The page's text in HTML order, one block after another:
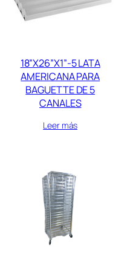
18”X26”X1”-5 LATA
AMERICANA PARA
BAGUETTE DE 5
CANALES
Leer más